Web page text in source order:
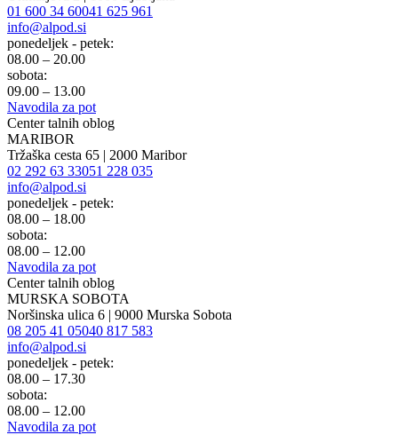
01 600 34 60041 625 961
info@alpod.si
ponedeljek - petek:
08.00 – 20.00
sobota:
09.00 – 13.00
Navodila za pot
Center talnih oblog
MARIBOR
Tržaška cesta 65 | 2000 Maribor
02 292 63 33051 228 035
info@alpod.si
ponedeljek - petek:
08.00 – 18.00
sobota:
08.00 – 12.00
Navodila za pot
Center talnih oblog
MURSKA SOBOTA
Noršinska ulica 6 | 9000 Murska Sobota
08 205 41 05040 817 583
info@alpod.si
ponedeljek - petek:
08.00 – 17.30
sobota:
08.00 – 12.00
Navodila za pot